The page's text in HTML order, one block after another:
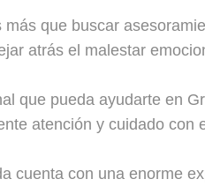
que buscar
atrás el malestar
que pueda ayudarte en
atención y cuidado con
cuenta con una enorme